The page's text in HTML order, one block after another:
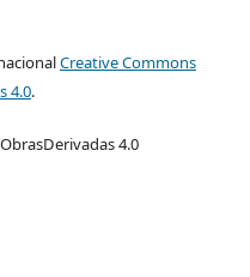
Creative Commons
4.0.
4.0